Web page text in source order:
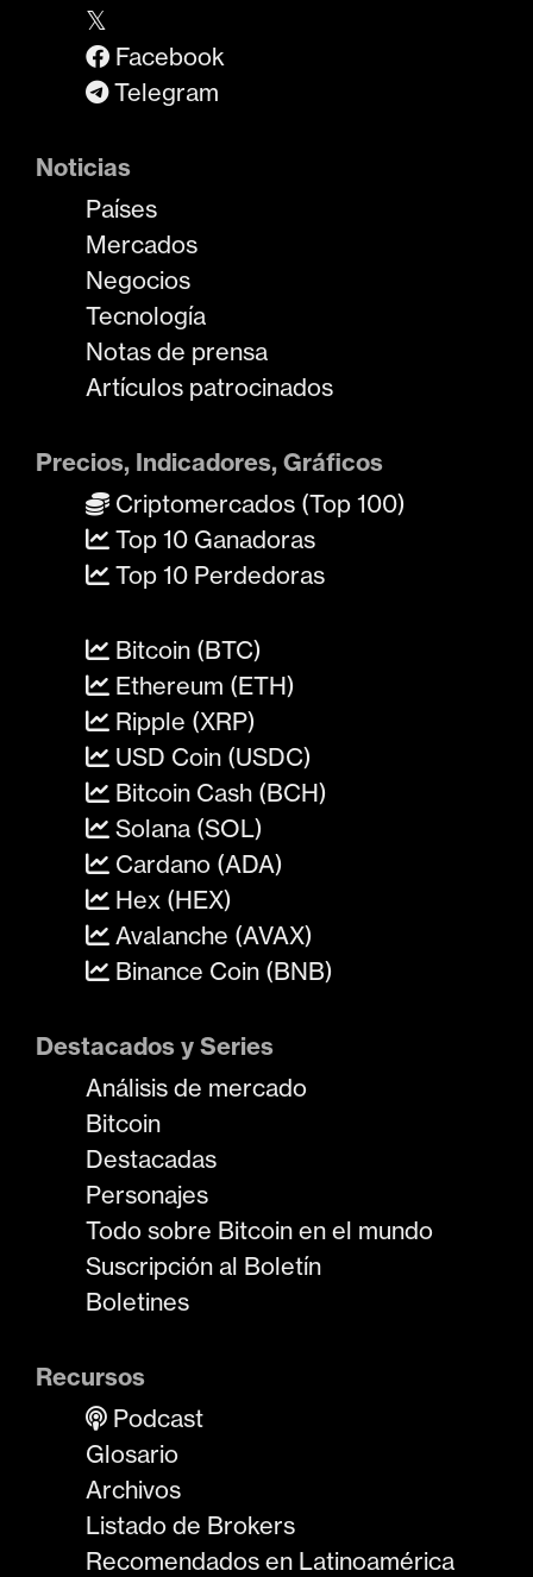
𝕏
Facebook
Telegram
Noticias
Países
Mercados
Negocios
Tecnología
Notas de prensa
Artículos patrocinados
Precios, Indicadores, Gráficos
Criptomercados (Top 100)
Top 10 Ganadoras
Top 10 Perdedoras
Bitcoin (BTC)
Ethereum (ETH)
Ripple (XRP)
USD Coin (USDC)
Bitcoin Cash (BCH)
Solana (SOL)
Cardano (ADA)
Hex (HEX)
Avalanche (AVAX)
Binance Coin (BNB)
Destacados y Series
Análisis de mercado
Bitcoin
Destacadas
Personajes
Todo sobre Bitcoin en el mundo
Suscripción al Boletín
Boletines
Recursos
Podcast
Glosario
Archivos
Listado de Brokers
Recomendados en Latinoamérica